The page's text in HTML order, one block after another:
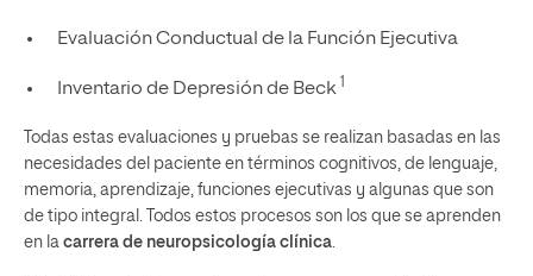
Evaluación Conductual de la Función Ejecutiva
Inventario de Depresión de Beck 1
Todas estas evaluaciones y pruebas se realizan basadas en las
necesidades del paciente en términos cognitivos, de lenguaje,
memoria, aprendizaje, funciones ejecutivas y algunas que son
de tipo integral. Todos estos procesos son los que se aprenden
en la carrera de neuropsicología clínica.